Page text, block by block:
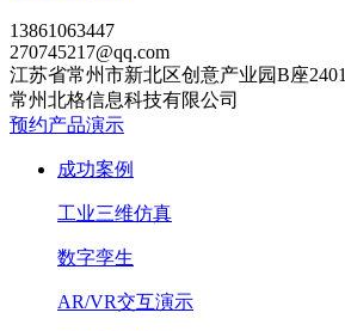
13861063447
270745217@qq.com
江苏省常州市新北区创意产业园B座2401
常州北格信息科技有限公司
预约产品演示
成功案例
工业三维仿真
数字孪生
AR/VR交互演示